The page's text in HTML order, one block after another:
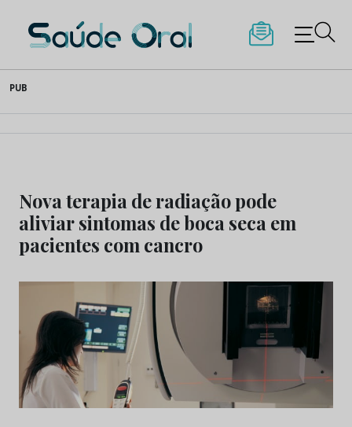
to
content
Saúde Oral
PUB
Nova terapia de radiação pode
aliviar sintomas de boca seca em
pacientes com cancro